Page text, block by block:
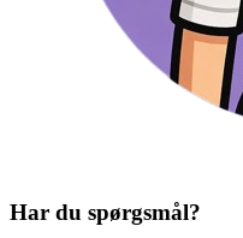
Har du spørgsmål?